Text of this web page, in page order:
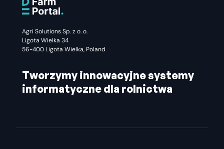
Agri Solutions Sp. z o. o.
Ligota Wielka 34
56-400 Ligota Wielka, Poland
Tworzymy innowacyjne systemy
informatyczne dla rolnictwa